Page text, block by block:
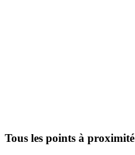
Tous les points à proximité